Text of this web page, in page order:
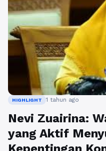
HIGHLIGHT 1 tahun ago
Nevi Zuairina:
yang Aktif